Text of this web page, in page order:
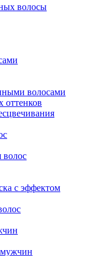
волосы
волосами
оттенков
волос
с эффектом
мужчин